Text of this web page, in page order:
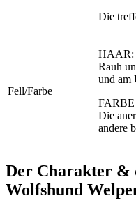
Die
Fell/Farbe
HAAR:
Rauh
und am
Die
andere
Der Charakter &
Wolfshund